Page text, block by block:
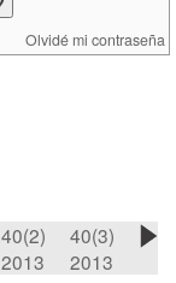
40(2)
2013
40(3)
2013
Olvidé mi contraseña